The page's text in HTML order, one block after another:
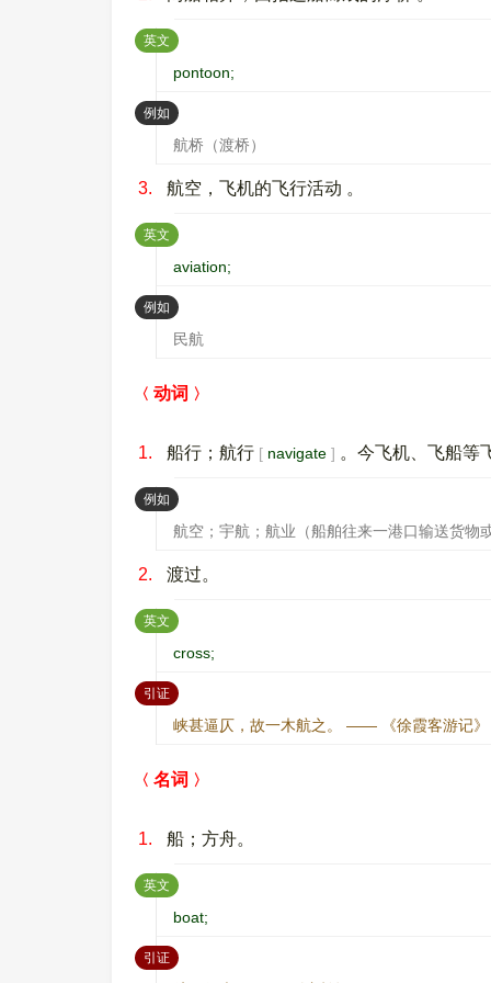
英文 ：
pontoon;
例如 ：
航桥（渡桥）
3. 航空，飞机的飞行活动 。
英文 ：
aviation;
例如 ：
民航
动词
1. 船行；航行 navigate 。今飞机、飞船等
例如 ：
航空；宇航；航业（船舶往来一港口输送货物
2. 渡过。
英文 ：
cross;
引证：
峡甚逼仄，故一木航之。 —— 《徐霞客游记》
名词
1. 船；方舟。
英文 ：
boat;
引证：